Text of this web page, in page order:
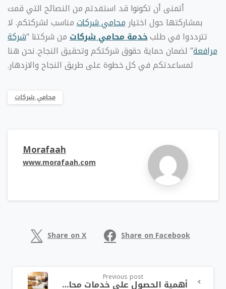
أتمنى أن تكونوا قد استفدتم من النصائح التي قمت
بمشاركتها حول اختيارمحامي شركاتمناسب لشركتكم. لا
تترددوا في طلبخدمة محامي شركاتمن شركتنا “شركة
مرافعة” لضمان حماية حقوق شركتكم وتحقيق النجاح. نحن هنا
لمساعدتكم في كل خطوة على طريق النجاح والازدهار.
محامي شركات
Morafaah
www.morafaah.com
Share on Facebook
Share on X
Previous post أهمية الحصول على خدمات محامي شركات